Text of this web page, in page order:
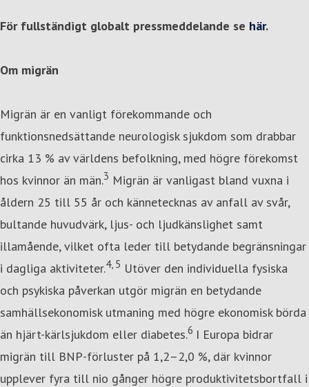
För fullständigt globalt pressmeddelande se här.
Om migrän
Migrän är en vanligt förekommande och
funktionsnedsättande neurologisk sjukdom som drabbar
cirka 13 % av världens befolkning, med högre förekomst
hos kvinnor än män.3 Migrän är vanligast bland vuxna i
åldern 25 till 55 år och kännetecknas av anfall av svår,
bultande huvudvärk, ljus- och ljudkänslighet samt
illamående, vilket ofta leder till betydande begränsningar
i dagliga aktiviteter.4, 5 Utöver den individuella fysiska
och psykiska påverkan utgör migrän en betydande
samhällsekonomisk utmaning med högre ekonomisk börda
än hjärt-kärlsjukdom eller diabetes.6 I Europa bidrar
migrän till BNP-förluster på 1,2–2,0 %, där kvinnor
upplever fyra till nio gånger högre produktivitetsbortfall i